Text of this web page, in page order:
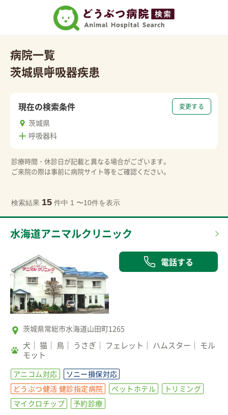
病院一覧
茨城県呼吸器疾患
変更する
現在の検索条件
茨城県
呼吸器科
診療時間・休診日が記載と異なる場合がございます。
ご来院の際は事前に病院サイト等をご確認ください。
検索結果 15 件中 1 〜10件を表示
水海道アニマルクリニック
電話する
茨城県常総市水海道山田町1265
犬 猫 鳥 うさぎ フェレット ハムスター
モル
モット
アニコム対応
ソニー損保対応
どうぶつ健活 健診指定病院
ペットホテル
トリミング
マイクロチップ
予約診療